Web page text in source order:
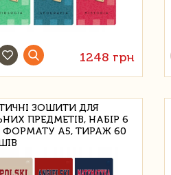
1248 грн
ЗОШИТИ ДЛЯ
ПРЕДМЕТІВ, НАБІР 6
А5, ТИРАЖ 60